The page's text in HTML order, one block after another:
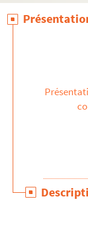
Ms Z 684. Ms Z
Ms Z 685. Ms Z
Ms Z 686. Ms
Ms Z 687. Ms
Ms Z 688. Ms
Ms Z 689. Ms Z
Ms Z 690. Ms
Ms Z 691. Ms
Ms Z 692. Ms Z
Ms Z 694. Ms Z
Ms Z 695. Ms Z